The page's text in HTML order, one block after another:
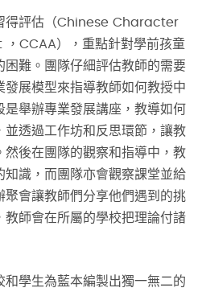
得評估（Chinese Character
CCAA），重點針對學前孩童
困難。團隊仔細評估教師的需要
展模型來指導教師如何教授中
舉辦專業發展講座，教導如何
並透過工作坊和反思環節，讓教
然後在團隊的觀察和指導中，教
知識，而團隊亦會觀察課堂並給
會讓教師們分享他們遇到的挑
教師會在所屬的學校把理論付諸
學生為藍本編製出獨一無二的